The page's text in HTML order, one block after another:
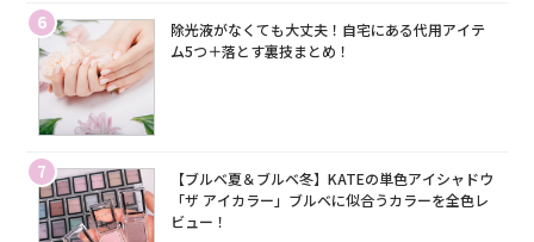
6
除光液がなくても大丈夫！自宅にある代用アイテ
ム5つ＋落とす裏技まとめ！
7
【ブルベ夏＆ブルベ冬】KATEの単色アイシャドウ
「ザ アイカラー」ブルベに似合うカラーを全色レ
ビュー！